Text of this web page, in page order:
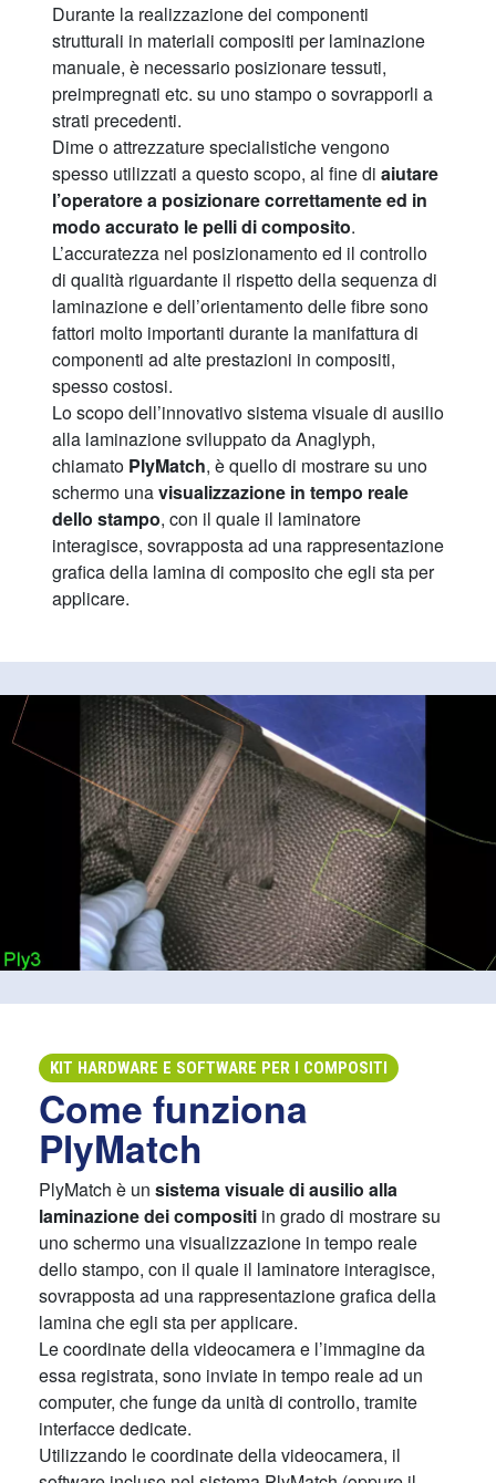
Durante la realizzazione dei componenti
strutturali in materiali compositi per laminazione
manuale, è necessario posizionare tessuti,
preimpregnati etc. su uno stampo o sovrapporli a
strati precedenti.
Dime o attrezzature specialistiche vengono
spesso utilizzati a questo scopo, al fine di aiutare
l’operatore a posizionare correttamente ed in
modo accurato le pelli di composito.
L’accuratezza nel posizionamento ed il controllo
di qualità riguardante il rispetto della sequenza di
laminazione e dell’orientamento delle fibre sono
fattori molto importanti durante la manifattura di
componenti ad alte prestazioni in compositi,
spesso costosi.
Lo scopo dell’innovativo sistema visuale di ausilio
alla laminazione sviluppato da Anaglyph,
chiamato PlyMatch, è quello di mostrare su uno
schermo unavisualizzazione in tempo reale
dello stampo, con il quale il laminatore
interagisce, sovrapposta ad una rappresentazione
grafica della lamina di composito che egli sta per
applicare.
KIT HARDWARE E SOFTWARE PER I COMPOSITI
Come funziona
PlyMatch
PlyMatch è un sistema visuale di ausilio alla
laminazione dei compositi in grado di mostrare su
uno schermo una visualizzazione in tempo reale
dello stampo, con il quale il laminatore interagisce,
sovrapposta ad una rappresentazione grafica della
lamina che egli sta per applicare.
Le coordinate della videocamera e l’immagine da
essa registrata, sono inviate in tempo reale ad un
computer, che funge da unità di controllo, tramite
interfacce dedicate.
Utilizzando le coordinate della videocamera, il